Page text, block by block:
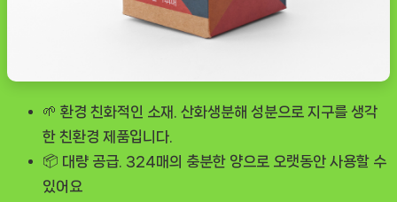
🌱 환경 친화적인 소재.
산화생분해 성분으로 지구를 생각
한 친환경 제품입니다.
📦 대량 공급. 324매의 충분한 양으로 오랫동안 사용할 수
있어요